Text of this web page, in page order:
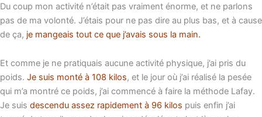
Du coup mon activité n’était pas vraiment énorme, et ne parlons
pas de ma volonté. J’étais pour ne pas dire au plus bas, et à cause
de ça, je mangeais tout ce que j’avais sous la main.
Et comme je ne pratiquais aucune activité physique, j’ai pris du
poids. Je suis monté à 108 kilos, et le jour où j’ai réalisé la pesée
qui m’a montré ce poids, j’ai commencé à faire la méthode Lafay.
Je suis descendu assez rapidement à 96 kilos puis enfin j’ai